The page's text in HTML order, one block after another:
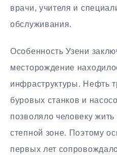
врачи, учителя и
обслуживания.
Особенность Узени
месторождение
инфраструктуры. Нефть
буровых станков и
позволяло человеку
степной зоне. Поэтому
первых лет